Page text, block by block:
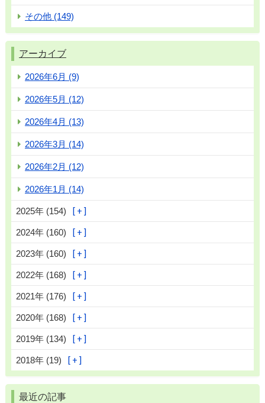
その他 (149)
アーカイブ
2026年6月 (9)
2026年5月 (12)
2026年4月 (13)
2026年3月 (14)
2026年2月 (12)
2026年1月 (14)
2025年 (154)
2024年 (160)
2023年 (160)
2022年 (168)
2021年 (176)
2020年 (168)
2019年 (134)
2018年 (19)
最近の記事